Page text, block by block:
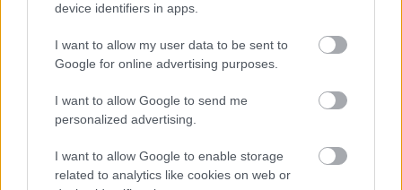
device identifiers in apps.
I want to allow my user data to be sent to
Google for online advertising purposes.
I want to allow Google to send me
personalized advertising.
I want to allow Google to enable storage
related to analytics like cookies on web or
Meccs Center
Leeds UnitedvsManchester